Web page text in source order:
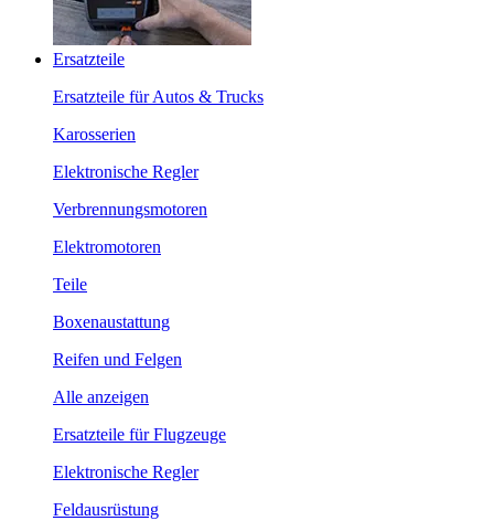
Ersatzteile
Ersatzteile für Autos & Trucks
Karosserien
Elektronische Regler
Verbrennungsmotoren
Elektromotoren
Teile
Boxenaustattung
Reifen und Felgen
Alle anzeigen
Ersatzteile für Flugzeuge
Elektronische Regler
Feldausrüstung